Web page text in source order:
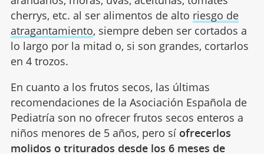
cherrys, etc. al ser alimentos de alto riesgo de
atragantamiento, siempre deben ser cortados a
lo largo por la mitad o, si son grandes, cortarlos
en 4 trozos.
En cuanto a los frutos secos, las últimas
recomendaciones de la Asociación Española de
Pediatría son no ofrecer frutos secos enteros a
niños menores de 5 años, pero sí ofrecerlos
molidos o triturados desde los 6 meses de